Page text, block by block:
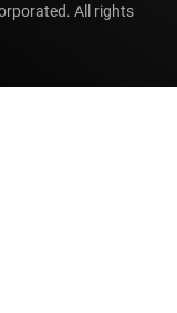
All rights